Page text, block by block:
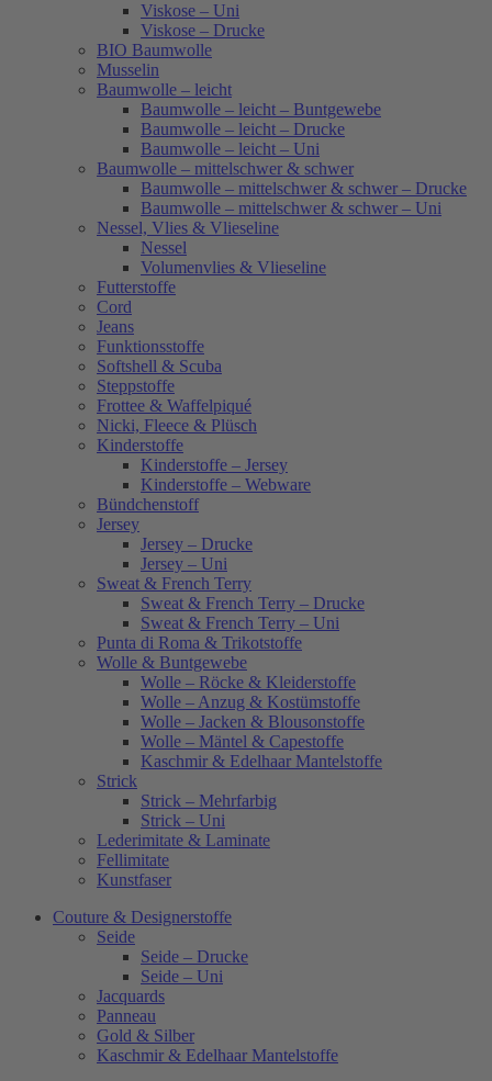
Viskose – Uni
Viskose – Drucke
BIO Baumwolle
Musselin
Baumwolle – leicht
Baumwolle – leicht – Buntgewebe
Baumwolle – leicht – Drucke
Baumwolle – leicht – Uni
Baumwolle – mittelschwer & schwer
Baumwolle – mittelschwer & schwer – Drucke
Baumwolle – mittelschwer & schwer – Uni
Nessel, Vlies & Vlieseline
Nessel
Volumenvlies & Vlieseline
Futterstoffe
Cord
Jeans
Funktionsstoffe
Softshell & Scuba
Steppstoffe
Frottee & Waffelpiqué
Nicki, Fleece & Plüsch
Kinderstoffe
Kinderstoffe – Jersey
Kinderstoffe – Webware
Bündchenstoff
Jersey
Jersey – Drucke
Jersey – Uni
Sweat & French Terry
Sweat & French Terry – Drucke
Sweat & French Terry – Uni
Punta di Roma & Trikotstoffe
Wolle & Buntgewebe
Wolle – Röcke & Kleiderstoffe
Wolle – Anzug & Kostümstoffe
Wolle – Jacken & Blousonstoffe
Wolle – Mäntel & Capestoffe
Kaschmir & Edelhaar Mantelstoffe
Strick
Strick – Mehrfarbig
Strick – Uni
Lederimitate & Laminate
Fellimitate
Kunstfaser
Couture & Designerstoffe
Seide
Seide – Drucke
Seide – Uni
Jacquards
Panneau
Gold & Silber
Kaschmir & Edelhaar Mantelstoffe